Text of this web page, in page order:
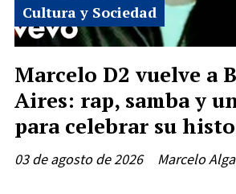
Marcelo D2 vuelve a
Aires: rap, samba y
para celebrar su
Marcelo
Cultura y Sociedad
03 de agosto de 2026